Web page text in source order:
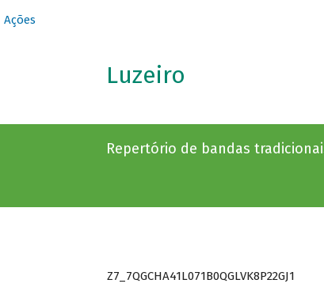
Ações
Luzeiro
Repertório de bandas
Z7_7QGCHA41L071B0QGLVK8P22GJ1